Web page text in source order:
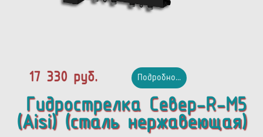
17 330 руб. Подробно...
Гидрострелка Север-R-М5
(Aisi) (сталь нержавеющая)